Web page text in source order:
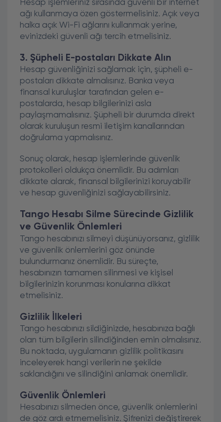
Hesap işlemleriniz sırasında güvenli bir internet
ağı kullanmaya özen göstermelisiniz. Açık veya
halka açık Wi-Fi ağlarını kullanmak yerine,
evinizdeki güvenli ağı tercih etmelisiniz.
3. Şüpheli E-postaları Dikkate Alın
Hesap güvenliğinizi sağlamak için, şüpheli e-
postaları dikkate almalısınız. Banka veya
finansal kuruluşlar tarafından gelen e-
postalarda, hesap bilgilerinizi asla
paylaşmamalısınız. Şüpheli bir durumda direkt
olarak kuruluşun resmi iletişim kanallarından
doğrulama yapmalısınız.
Sonuç olarak, hesap işlemlerinde güvenlik
protokolleri oldukça önemlidir. Bu adımları
dikkate alarak, finansal bilgilerinizi koruyabilir
ve hesap güvenliğinizi sağlayabilirsiniz.
Tango Hesabı Silme Sürecinde Gizlilik
ve Güvenlik Önlemleri
Tango hesabınızı silmeyi düşünüyorsanız, gizlilik
ve güvenlik önlemlerini göz önünde
bulundurmanız önemlidir. Bu süreçte,
hesabınızın tamamen silinmesi ve kişisel
bilgilerinizin korunması konularına dikkat
etmelisiniz.
Gizlilik İlkeleri
Tango hesabınızı sildiğinizde, hesabınıza bağlı
olan tüm bilgilerin silindiğinden emin olmalısınız.
Bu noktada, uygulamanın gizlilik politikasını
inceleyerek hangi verilerin ne şekilde
saklandığını ve silindiğini anlamak önemlidir.
Güvenlik Önlemleri
Hesabınızı silmeden önce, güvenlik önlemlerini
de göz ardı etmemelisiniz. Şifrenizi değiştirerek